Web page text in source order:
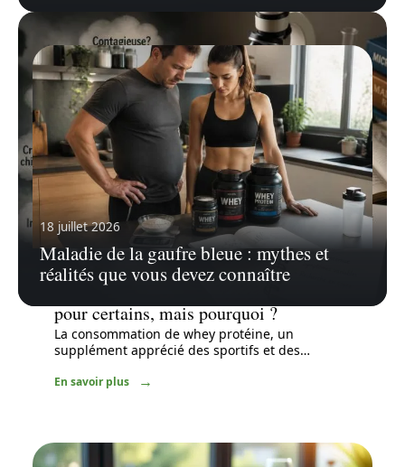
18 juillet 2026
Maladie de la gaufre bleue : mythes et
réalités que vous devez connaître
20 juillet 2026
pour certains, mais pourquoi ?
La consommation de whey protéine, un
supplément apprécié des sportifs et des…
En savoir plus